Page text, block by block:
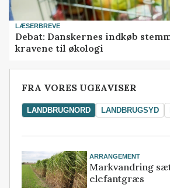
LÆSERBREVE
Debat: Danskernes indkøb
kravene til økologi
FRA VORES UGEAVISER
LANDBRUGNORD LANDBRUGSYD
ARRANGEMENT
Markvandring
elefantgræs